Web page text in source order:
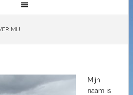
MIJ
Mijn
naam is